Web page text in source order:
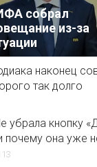
собрал
из-за
наконец
так долго
убрала кнопку
почему она уже